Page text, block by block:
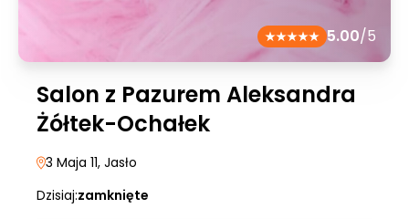
5.00/5
Salon z Pazurem Aleksandra
Żółtek-Ochałek
3 Maja 11, Jasło
Dzisiaj:zamknięte